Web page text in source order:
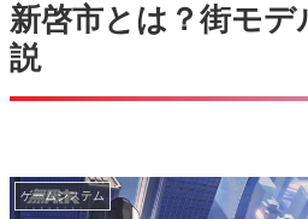
新啓市とは？街モデ
説
ゲームシステム